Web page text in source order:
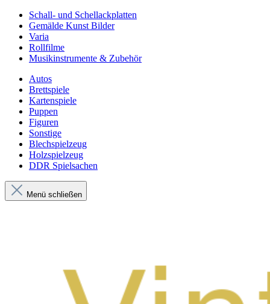
Schall- und Schellackplatten
Gemälde Kunst Bilder
Varia
Rollfilme
Musikinstrumente & Zubehör
Autos
Brettspiele
Kartenspiele
Puppen
Figuren
Sonstige
Blechspielzeug
Holzspielzeug
DDR Spielsachen
Menü schließen